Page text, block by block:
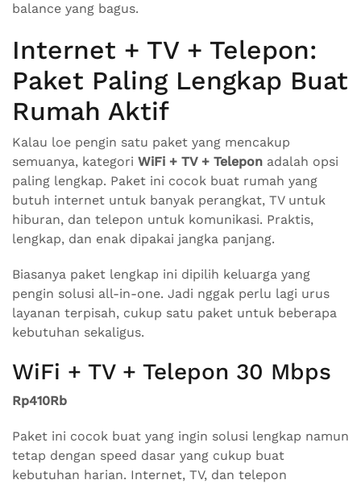
balance yang bagus.
Internet + TV + Telepon:
Paket Paling Lengkap Buat
Rumah Aktif
Kalau loe pengin satu paket yang mencakup
semuanya, kategori WiFi + TV + Telepon adalah opsi
paling lengkap. Paket ini cocok buat rumah yang
butuh internet untuk banyak perangkat, TV untuk
hiburan, dan telepon untuk komunikasi. Praktis,
lengkap, dan enak dipakai jangka panjang.
Biasanya paket lengkap ini dipilih keluarga yang
pengin solusi all-in-one. Jadi nggak perlu lagi urus
layanan terpisah, cukup satu paket untuk beberapa
kebutuhan sekaligus.
WiFi + TV + Telepon 30 Mbps
Rp410Rb
Paket ini cocok buat yang ingin solusi lengkap namun
tetap dengan speed dasar yang cukup buat
kebutuhan harian. Internet, TV, dan telepon